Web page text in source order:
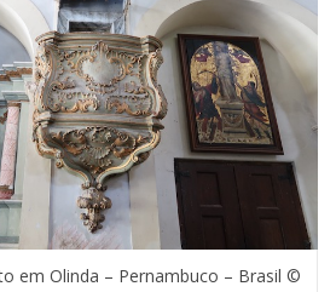
em Olinda – Pernambuco – Brasil ©